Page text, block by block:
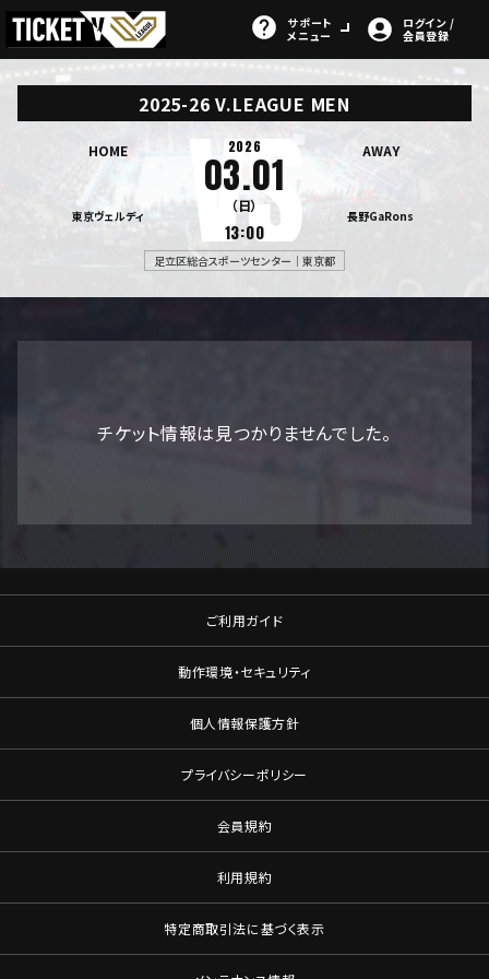
サポート
メニュー
ログイン /
会員登録
2025-26 V.LEAGUE MEN
HOME
東京ヴェルディ
2026
03.01
（日）
13:00
AWAY
長野GaRons
足立区総合スポーツセンター｜東京都
チケット情報は見つかりませんでした。
ご利用ガイド
動作環境・セキュリティ
個人情報保護方針
プライバシーポリシー
会員規約
利用規約
特定商取引法に基づく表示